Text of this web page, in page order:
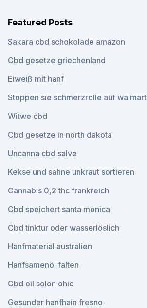
Featured Posts
Sakara cbd schokolade amazon
Cbd gesetze griechenland
Eiweiß mit hanf
Stoppen sie schmerzrolle auf walmart
Witwe cbd
Cbd gesetze in north dakota
Uncanna cbd salve
Kekse und sahne unkraut sortieren
Cannabis 0,2 thc frankreich
Cbd speichert santa monica
Cbd tinktur oder wasserlöslich
Hanfmaterial australien
Hanfsamenöl falten
Cbd oil solon ohio
Gesunder hanfhain fresno